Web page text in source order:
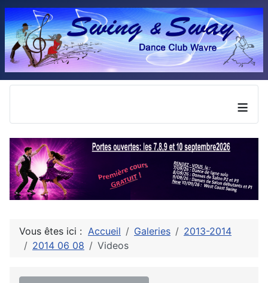
≡
Vous êtes ici : Accueil Galeries
2013-2014
2014 06 08
Videos